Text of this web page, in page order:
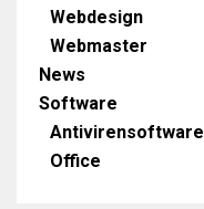
Webdesign
Webmaster
News
Software
Antivirensoftware
Office